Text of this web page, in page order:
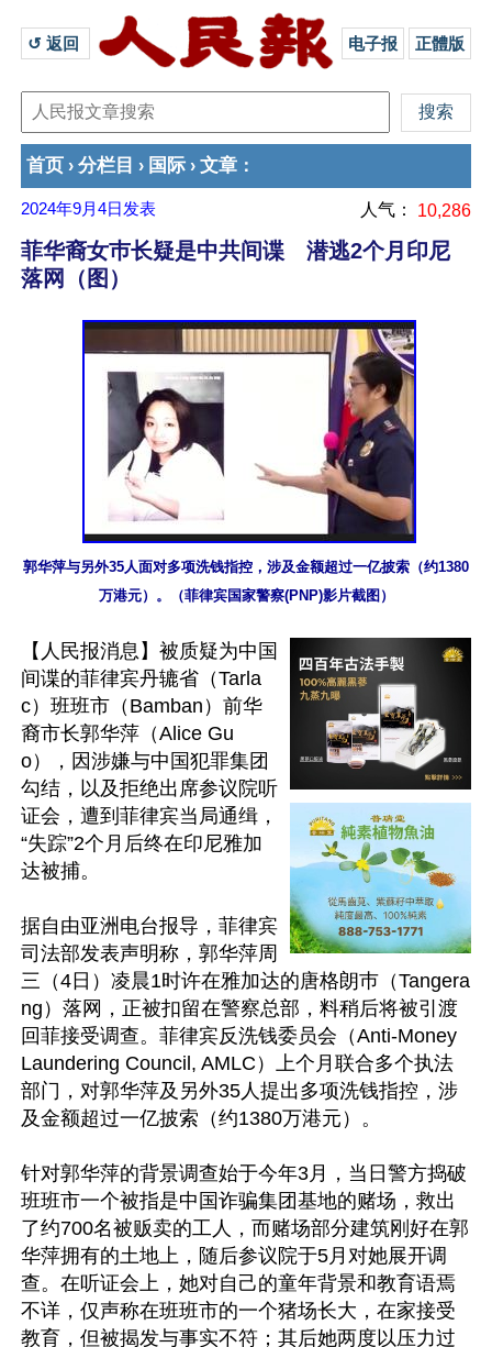
↺ 返回 电子报 正體版
首页 › 分栏目 › 国际 › 文章 ：
2024年9月4日 发表 人气： 10,286
菲华裔女巿长疑是中共间谍 潜逃2个月印尼
落网（图）
郭华萍与另外35人面对多项洗钱指控，涉及金额超过一亿披索（约1380
万港元）。（菲律宾国家警察(PNP)影片截图）
【人民报消息】被质疑为中国
间谍的菲律宾丹辘省（Tarla
c）班班市（Bamban）前华
裔市长郭华萍（Alice Gu
o），因涉嫌与中国犯罪集团
勾结，以及拒绝出席参议院听
证会，遭到菲律宾当局通缉，
“失踪”2个月后终在印尼雅加
达被捕。
据自由亚洲电台报导，菲律宾
司法部发表声明称，郭华萍周
三（4日）凌晨1时许在雅加达的唐格朗巿（Tangera
ng）落网，正被扣留在警察总部，料稍后将被引渡
回菲接受调查。菲律宾反洗钱委员会（Anti-Money
Laundering Council, AMLC）上个月联合多个执法
部门，对郭华萍及另外35人提出多项洗钱指控，涉
及金额超过一亿披索（约1380万港元）。
针对郭华萍的背景调查始于今年3月，当日警方捣破
班班市一个被指是中国诈骗集团基地的赌场，救出
了约700名被贩卖的工人，而赌场部分建筑刚好在郭
华萍拥有的土地上，随后参议院于5月对她展开调
查。在听证会上，她对自己的童年背景和教育语焉
不详，仅声称在班班市的一个猪场长大，在家接受
教育，但被揭发与事实不符；其后她两度以压力过